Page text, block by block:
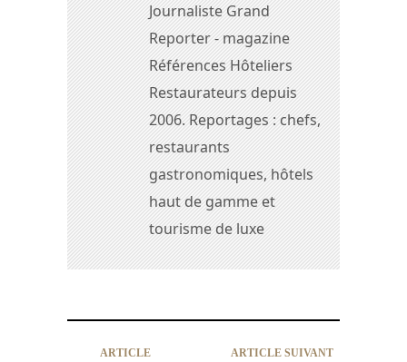
Journaliste Grand
Reporter - magazine
Références Hôteliers
Restaurateurs depuis
2006. Reportages : chefs,
restaurants
gastronomiques, hôtels
haut de gamme et
tourisme de luxe
ARTICLE
ARTICLE SUIVANT